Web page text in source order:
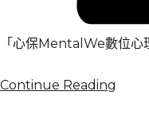
「心保MentalWe數位心
Continue Reading